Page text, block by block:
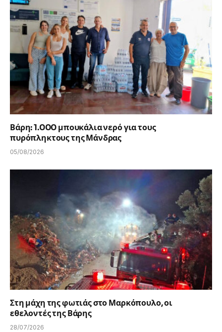
Βάρη: 1.000 μπουκάλια νερό για τους
πυρόπληκτους της Μάνδρας
05/08/2026
Στη μάχη της φωτιάς στο Μαρκόπουλο, οι
εθελοντές της Βάρης
28/07/2026